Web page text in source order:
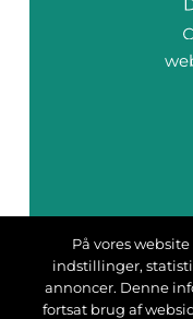
På vores
indstillinger,
annoncer. Denne
fortsat brug af